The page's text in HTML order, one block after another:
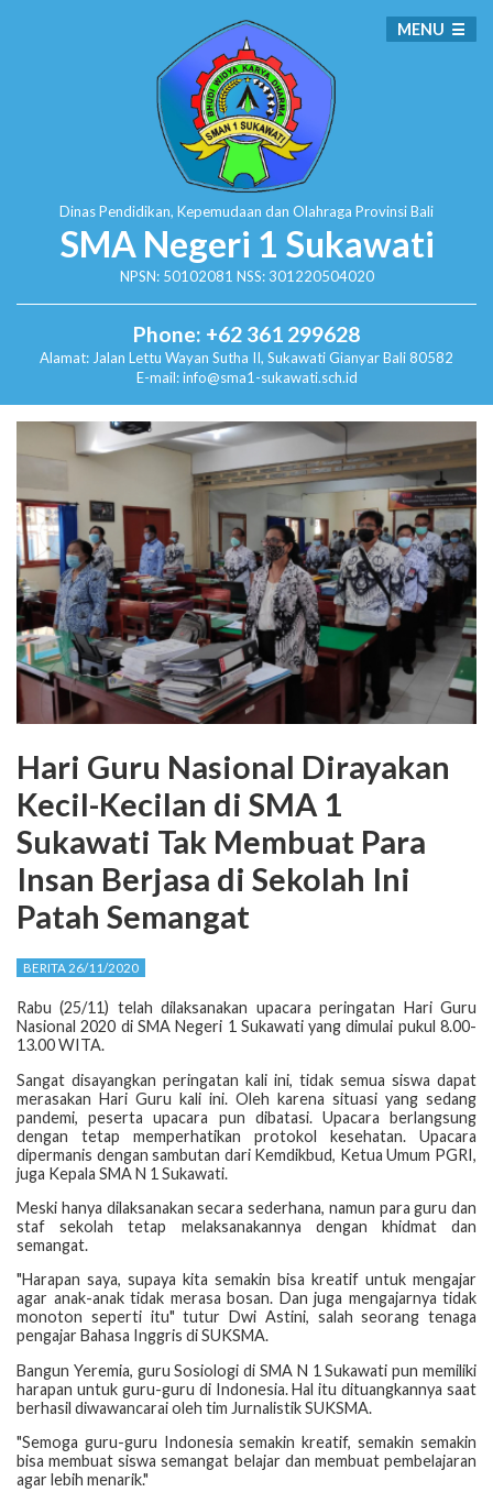
Dinas Pendidikan, Kepemudaan dan Olahraga Provinsi Bali
SMA Negeri 1 Sukawati
NPSN: 50102081 NSS: 301220504020
Phone: +62 361 299628
Alamat: Jalan Lettu Wayan Sutha II, SukawatiGianyar Bali 80582
E-mail: info@sma1-sukawati.sch.id
MENU
Hari Guru Nasional Dirayakan
Kecil-Kecilan di SMA 1
Sukawati Tak Membuat Para
Insan Berjasa di Sekolah Ini
Patah Semangat
BERITA 26/11/2020
Rabu (25/11) telah dilaksanakan upacara peringatan Hari Guru
Nasional 2020 di SMA Negeri 1 Sukawati yang dimulai pukul 8.00-
13.00 WITA.
Sangat disayangkan peringatan kali ini, tidak semua siswa dapat
merasakan Hari Guru kali ini. Oleh karena situasi yang sedang
pandemi, peserta upacara pun dibatasi. Upacara berlangsung
dengan tetap memperhatikan protokol kesehatan. Upacara
dipermanis dengan sambutan dari Kemdikbud, Ketua Umum PGRI,
juga Kepala SMA N 1 Sukawati.
Meski hanya dilaksanakan secara sederhana, namun para guru dan
staf sekolah tetap melaksanakannya dengan khidmat dan
semangat.
"Harapan saya, supaya kita semakin bisa kreatif untuk mengajar
agar anak-anak tidak merasa bosan. Dan juga mengajarnya tidak
monoton seperti itu" tutur Dwi Astini, salah seorang tenaga
pengajar Bahasa Inggris di SUKSMA.
Bangun Yeremia, guru Sosiologi di SMA N 1 Sukawati pun memiliki
harapan untuk guru-guru di Indonesia. Hal itu dituangkannya saat
berhasil diwawancarai oleh tim Jurnalistik SUKSMA.
"Semoga guru-guru Indonesia semakin kreatif, semakin semakin
bisa membuat siswa semangat belajar dan membuat pembelajaran
agar lebih menarik."